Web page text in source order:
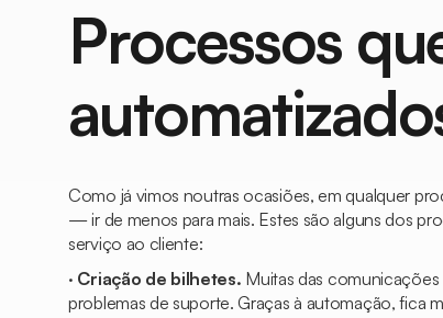
Processos
Como já vimos noutras ocasiões, em qualquer
— ir de menos para mais. Estes são alguns dos
serviço ao cliente:
· Criação de bilhetes. Muitas das
problemas de suporte. Graças à automação, fica